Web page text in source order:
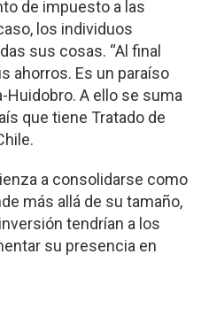
de impuesto a las
los individuos
sus cosas. “Al final
ahorros. Es un paraíso
Huidobro. A ello se suma
que tiene Tratado de
a consolidarse como
más allá de su tamaño,
tendrían a los
su presencia en